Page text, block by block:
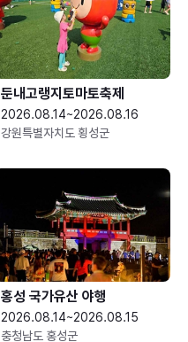
둔내고랭지토마토축제
2026.08.14~2026.08.16
강원특별자치도 횡성군
홍성 국가유산 야행
2026.08.14~2026.08.15
충청남도 홍성군